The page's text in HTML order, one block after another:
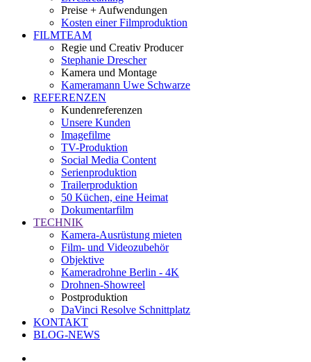
Preise + Aufwendungen
Kosten einer Filmproduktion
FILMTEAM
Regie und Creativ Producer
Stephanie Drescher
Kamera und Montage
Kameramann Uwe Schwarze
REFERENZEN
Kundenreferenzen
Unsere Kunden
Imagefilme
TV-Produktion
Social Media Content
Serienproduktion
Trailerproduktion
50 Küchen, eine Heimat
Dokumentarfilm
TECHNIK
Kamera-Ausrüstung mieten
Film- und Videozubehör
Objektive
Kameradrohne Berlin - 4K
Drohnen-Showreel
Postproduktion
DaVinci Resolve Schnittplatz
KONTAKT
BLOG-NEWS